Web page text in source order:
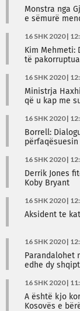
Monstra nga
e sëmurë
16 SHK 2020 |
Kim
të
16 SHK 2020 |
Ministrja
që u kap me
16 SHK 2020 |
Borrell:
përfaqësuesin
16 SHK 2020 |
Derrik Jones
Koby Bryant
16 SHK 2020 |
Aksident te
16 SHK 2020 |
Parandalohet
edhe dy
16 SHK 2020 |
A është kjo
Kosovës e